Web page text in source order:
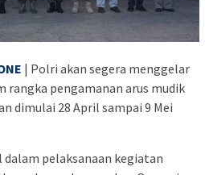
| Polri akan segera menggelar
rangka pengamanan arus mudik
dimulai 28 April sampai 9 Mei
dalam pelaksanaan kegiatan